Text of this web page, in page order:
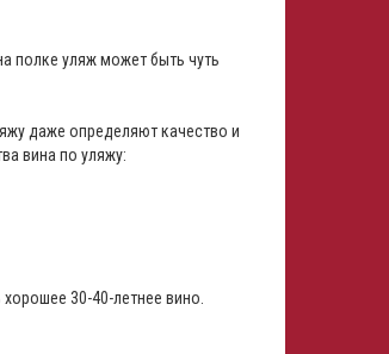
полке уляж может быть чуть
даже определяют качество и
вина по уляжу:
30-40-летнее вино.